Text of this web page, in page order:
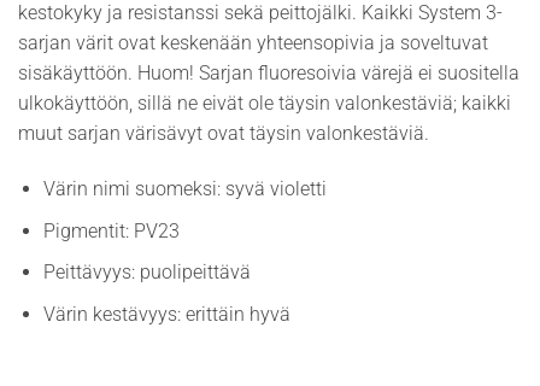
kestokyky ja resistanssi sekä peittojälki. Kaikki System 3-
sarjan värit ovat keskenään yhteensopivia ja soveltuvat
sisäkäyttöön. Huom! Sarjan fluoresoivia värejä ei suositella
ulkokäyttöön, sillä ne eivät ole täysin valonkestäviä; kaikki
muut sarjan värisävyt ovat täysin valonkestäviä.
Värin nimi suomeksi: syvä violetti
Pigmentit: PV23
Peittävyys: puolipeittävä
Värin kestävyys: erittäin hyvä